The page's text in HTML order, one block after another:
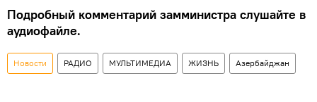
Подробный комментарий замминистра слушайте в
аудиофайле.
Новости РАДИО МУЛЬТИМЕДИА ЖИЗНЬ Азербайджан